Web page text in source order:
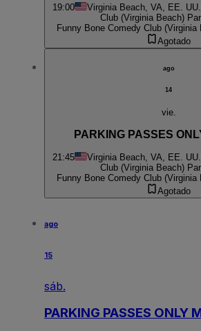
19:00 Virginia Beach, VA, EE. UU.
Club (Virginia Beach)
Funny Bone Comedy Club
Agotado
ago
14
vie.
PARKING PASSES
21:45 Virginia Beach, VA, EE. UU.
Club (Virginia Beach)
Funny Bone Comedy Club (Virginia
Agotado
ago
15
sáb.
PARKING PASSES ONLY